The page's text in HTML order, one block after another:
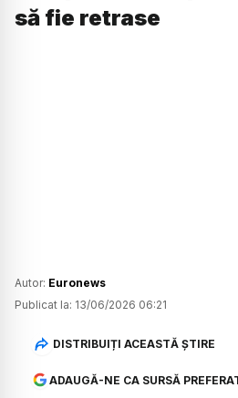
să fie retrase
Autor: Euronews
Publicat la: 13/06/2026 06:21
DISTRIBUIȚI ACEASTĂ ȘTIRE
ADAUGĂ-NE CA SURSĂ